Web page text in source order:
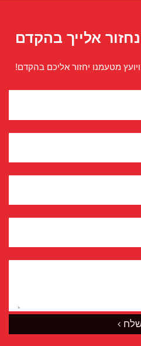
אלייך בהקדם
מטעמנו יחזור אליכם בהקדם!